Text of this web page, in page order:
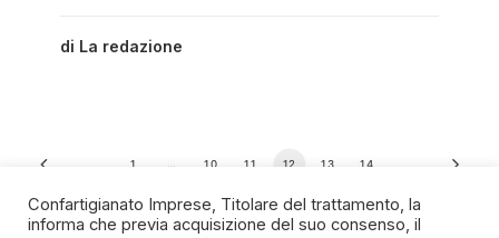
di La redazione
1 … 10 11 12 13 14
Confartigianato Imprese, Titolare del trattamento, la
informa che previa acquisizione del suo consenso, il